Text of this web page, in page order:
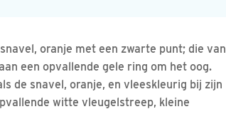
oranje met een zwarte punt; die van
een opvallende gele ring om het oog.
de snavel, oranje, en vleeskleurig bij zijn
witte vleugelstreep, kleine